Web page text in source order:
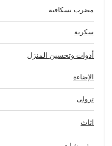
مضرب نسكافية
سكرية
أدوات وتحسين المنزل
الإضاءة
ترولى
اثاث